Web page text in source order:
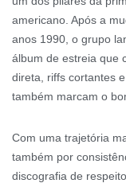
americano. Após a
anos 1990, o grupo
álbum de estreia que
direta, riffs cortantes
também marcam o
Com uma trajetória
também por
discografia de